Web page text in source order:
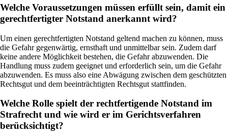
Welche Voraussetzungen müssen erfüllt sein, damit ein
gerechtfertigter Notstand anerkannt wird?
Um einen gerechtfertigten Notstand geltend machen zu können, muss
die Gefahr gegenwärtig, ernsthaft und unmittelbar sein. Zudem darf
keine andere Möglichkeit bestehen, die Gefahr abzuwenden. Die
Handlung muss zudem geeignet und erforderlich sein, um die Gefahr
abzuwenden. Es muss also eine Abwägung zwischen dem geschützten
Rechtsgut und dem beeinträchtigten Rechtsgut stattfinden.
Welche Rolle spielt der rechtfertigende Notstand im
Strafrecht und wie wird er im Gerichtsverfahren
berücksichtigt?